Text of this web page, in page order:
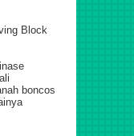
Block
boncos